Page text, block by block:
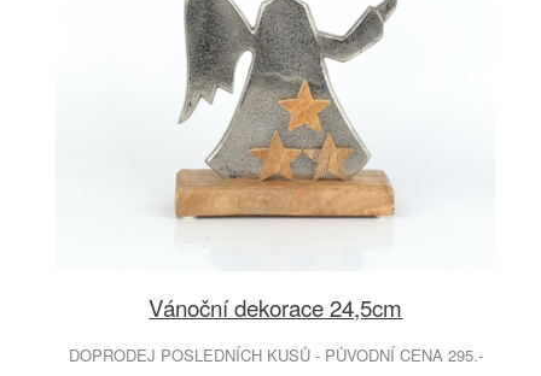
Vánoční dekorace 24,5cm
DOPRODEJ POSLEDNÍCH KUSŮ - PŮVODNÍ CENA 295.-